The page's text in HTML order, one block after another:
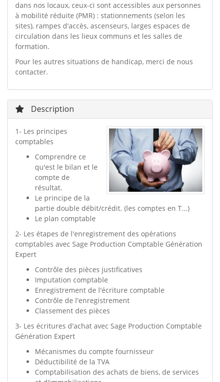
dans nos locaux, ceux-ci sont accessibles aux personnes
à mobilité réduite (PMR) : stationnements (selon les
sites), rampes d'accès, ascenseurs, larges espaces de
circulation dans les lieux communs et les salles de
formation.
Pour les autres situations de handicap, merci de nous
contacter.
Description
1- Les principes
comptables
Comprendre ce
qu'est le bilan et le
compte de
résultat.
Le principe de la
partie double débit/crédit. (les comptes en T...)
Le plan comptable
2- Les étapes de l'enregistrement des opérations
comptables avec Sage Production Comptable Génération
Expert
Contrôle des pièces justificatives
Imputation comptable
Enregistrement de l'écriture comptable
Contrôle de l'enregistrement
Classement des pièces
3- Les écritures d'achat avec Sage Production Comptable
Génération Expert
Mécanismes du compte fournisseur
Déductibilité de la TVA
Comptabilisation des achats de biens, de services